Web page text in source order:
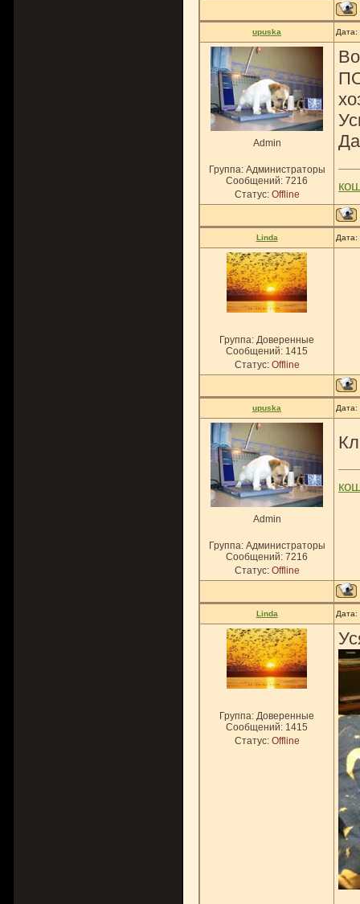
upuska
Admin
Группа: Администраторы
Сообщений: 7216
Статус: Offline
Linda Дата:
Группа: Доверенные
Сообщений: 1415
Статус: Offline
upuska Дата:
Admin
Группа: Администраторы
Сообщений: 7216
Статус: Offline
Linda
Группа: Доверенные
Сообщений: 1415
Статус: Offline